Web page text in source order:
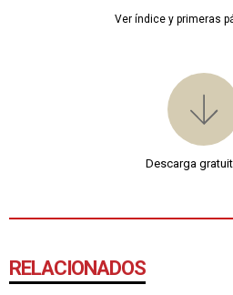
Ver índice y primeras
Descarga
RELACIONADOS